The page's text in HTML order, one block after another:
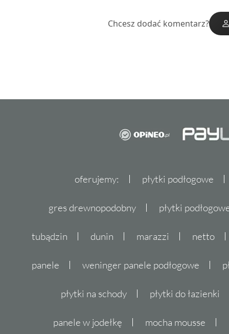
Chcesz dodać komentarz?
oferujemy: płytki podłogowe
gres drewnopodobny płytki
tubądzin dunin marazzi netto
panele weninger panele podłogowe
płytki na schody płytki do łazienki
panele w jodełkę mocha mousse